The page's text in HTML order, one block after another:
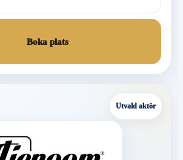
Boka plats
Utvald aktör